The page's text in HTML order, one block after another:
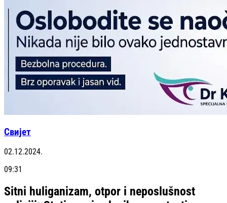
Свијет
02.12.2024.
09:31
Sitni huliganizam, otpor i neposlušnost